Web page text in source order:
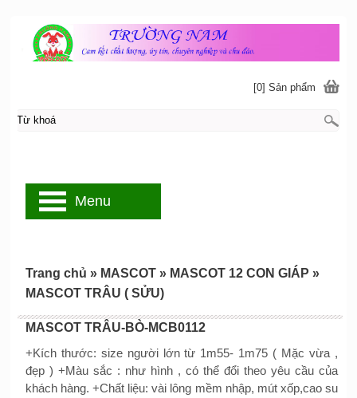
MASCOT TRÂU-BÒ-MCB0112
+Kích thước: size người lớn từ 1m55- 1m75 ( Mặc vừa ,
đẹp ) +Màu sắc : như hình , có thể đổi theo yêu cầu của
khách hàng. +Chất liệu: vài lông mềm nhập, mút xốp,cao su
Trang chủ » MASCOT » MASCOT 12 CON GIÁP »
MASCOT TRÂU ( SỬU)
[0] Sản phẩm
Menu